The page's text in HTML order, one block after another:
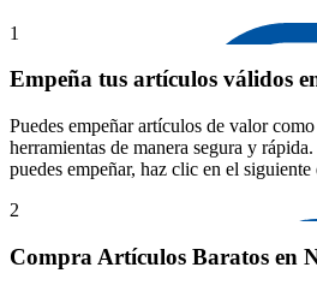
1
Empeña tus artículos válidos
Puedes empeñar artículos de valor
herramientas de manera segura y
puedes empeñar, haz clic en el siguiente
2
Compra Artículos Baratos en